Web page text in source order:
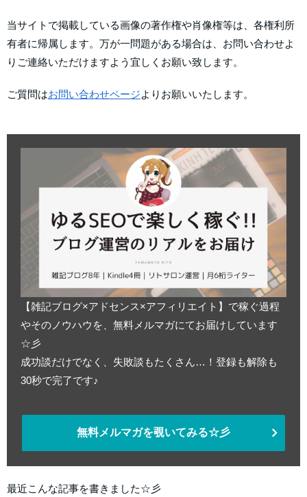
当サイトで掲載している画像の著作権や肖像権等は、各権利所
有者に帰属します。万が一問題がある場合は、お問い合わせよ
りご連絡いただけますよう宜しくお願い致します。
ご質問はお問い合わせページよりお願いいたします。
【雑記ブログ×アドセンス×アフィリエイト】で稼ぐ過程
やそのノウハウを、無料メルマガにてお届けしています
☆彡
成功談だけでなく、失敗談もたくさん…！登録も解除も
30秒で完了です♪
無料メルマガを覗いてみる☆彡
最近こんな記事を書きました☆彡